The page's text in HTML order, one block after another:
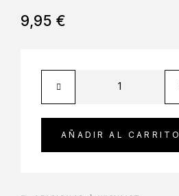
9,95€
AÑADIR AL CARRITO